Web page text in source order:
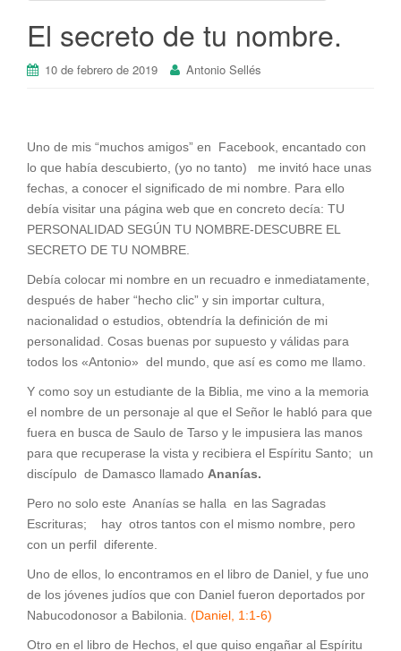
El secreto de tu nombre.
10 de febrero de 2019 Antonio Sellés
Uno de mis “muchos amigos” en Facebook, encantado con
lo que había descubierto, (yo no tanto) me invitó hace unas
fechas, a conocer el significado de mi nombre. Para ello
debía visitar una página web que en concreto decía: TU
PERSONALIDAD SEGÚN TU NOMBRE-DESCUBRE EL
SECRETO DE TU NOMBRE.
Debía colocar mi nombre en un recuadro e inmediatamente,
después de haber “hecho clic” y sin importar cultura,
nacionalidad o estudios, obtendría la definición de mi
personalidad. Cosas buenas por supuesto y válidas para
todos los «Antonio» del mundo, que así es como me llamo.
Y como soy un estudiante de la Biblia, me vino a la memoria
el nombre de un personaje al que el Señor le habló para que
fuera en busca de Saulo de Tarso y le impusiera las manos
para que recuperase la vista y recibiera el Espíritu Santo; un
discípulo de Damasco llamado Ananías.
Pero no solo este Ananías se halla en las Sagradas
Escrituras; hay otros tantos con el mismo nombre, pero
con un perfil diferente.
Uno de ellos, lo encontramos en el libro de Daniel, y fue uno
de los jóvenes judíos que con Daniel fueron deportados por
Nabucodonosor a Babilonia. (Daniel, 1:1-6)
Otro en el libro de Hechos, el que quiso engañar al Espíritu